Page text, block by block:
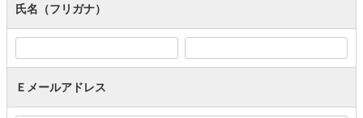
氏名（フリガナ）
Ｅメールアドレス